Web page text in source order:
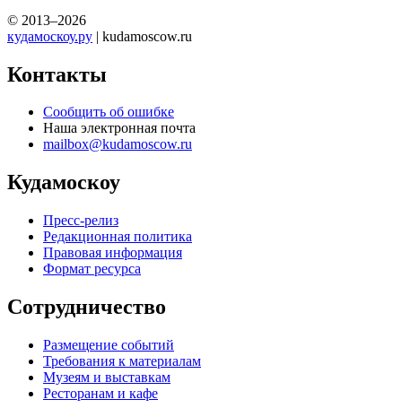
© 2013–2026
кудамоскоу.ру | kudamoscow.ru
Контакты
Сообщить об ошибке
Наша электронная почта
mailbox@kudamoscow.ru
Кудамоскоу
Пресс-релиз
Редакционная политика
Правовая информация
Формат ресурса
Сотрудничество
Размещение событий
Требования к материалам
Музеям и выставкам
Ресторанам и кафе